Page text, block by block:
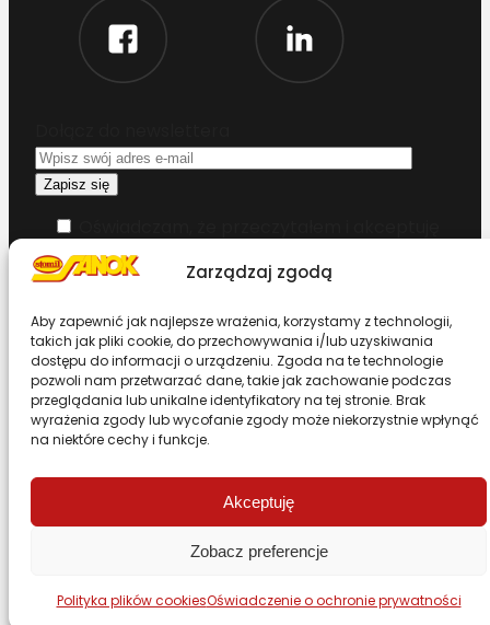
Zarządzaj zgodą
Aby zapewnić jak najlepsze wrażenia, korzystamy z technologii,
takich jak pliki cookie, do przechowywania i/lub uzyskiwania
dostępu do informacji o urządzeniu. Zgoda na te technologie
pozwoli nam przetwarzać dane, takie jak zachowanie podczas
przeglądania lub unikalne identyfikatory na tej stronie. Brak
wyrażenia zgody lub wycofanie zgody może niekorzystnie wpłynąć
na niektóre cechy i funkcje.
Akceptuję
Zobacz preferencje
Polityka plików cookiesOświadczenie o ochronie prywatności
warunki korzystania z serwisu
Design & Code by Foxstudio.eu
Przewiń stronę do góry